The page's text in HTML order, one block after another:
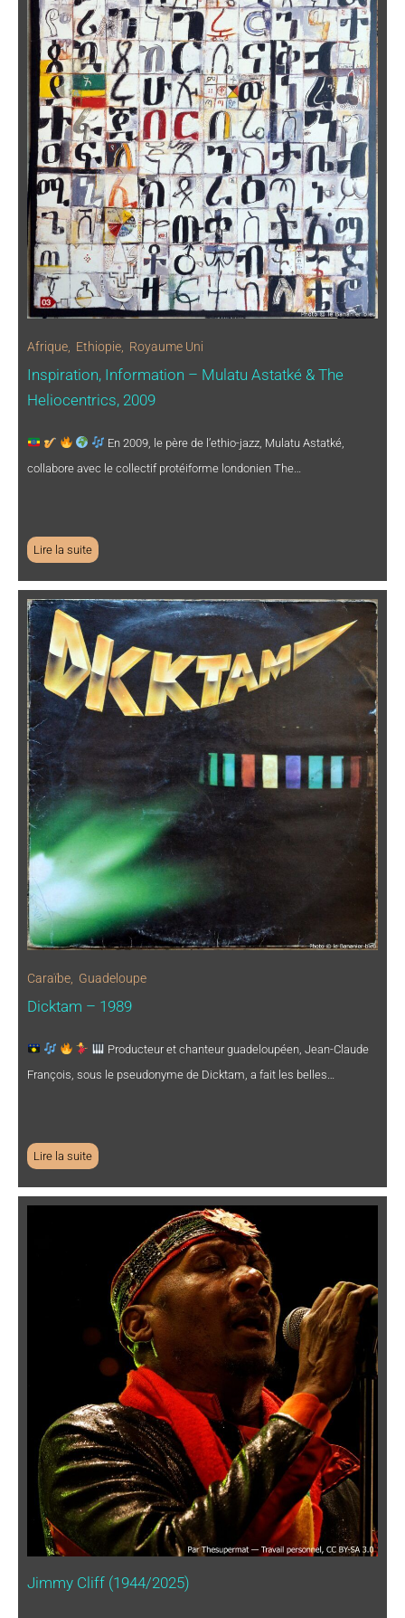
Afrique Ethiopie Royaume Uni
Inspiration, Information – Mulatu Astatké & The
Heliocentrics, 2009
En 2009, le père de l’ethio-jazz, Mulatu Astatké,
collabore avec le collectif protéiforme londonien The…
Lire la suite
Caraïbe Guadeloupe
Dicktam – 1989
Producteur et chanteur guadeloupéen, Jean-Claude
François, sous le pseudonyme de Dicktam, a fait les belles…
Lire la suite
Jimmy Cliff (1944/2025)